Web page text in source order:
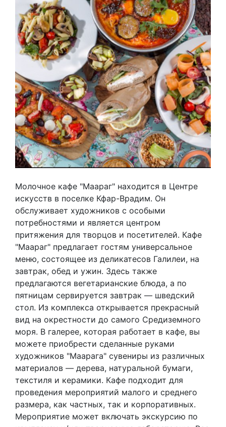
Молочное кафе "Маараг" находится в Центре
искусств в поселке Кфар-Врадим. Он
обслуживает художников с особыми
потребностями и является центром
притяжения для творцов и посетителей. Кафе
"Маараг" предлагает гостям универсальное
меню, состоящее из деликатесов Галилеи, на
завтрак, обед и ужин. Здесь также
предлагаются вегетарианские блюда, а по
пятницам сервируется завтрак — шведский
стол. Из комплекса открывается прекрасный
вид на окрестности до самого Средиземного
моря. В галерее, которая работает в кафе, вы
можете приобрести сделанные руками
художников "Маарага" сувениры из различных
материалов — дерева, натуральной бумаги,
текстиля и керамики. Кафе подходит для
проведения мероприятий малого и среднего
размера, как частных, так и корпоративных.
Мероприятие может включать экскурсию по